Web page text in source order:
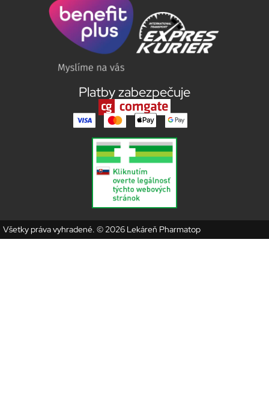
Platby zabezpečuje
Všetky práva vyhradené. © 2026 Lekáreň Pharmatop